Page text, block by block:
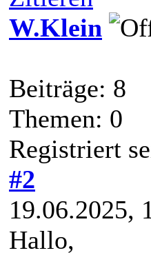
W.Klein
Beiträge: 8
Themen: 0
Registriert
#2
19.06.2025,
Hallo,